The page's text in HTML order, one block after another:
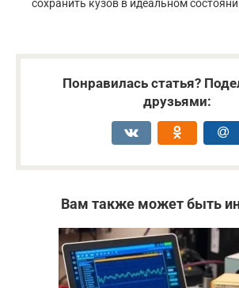
сохранить кузов в идеальном
Понравилась статья?
друзьями:
Вам также может быть